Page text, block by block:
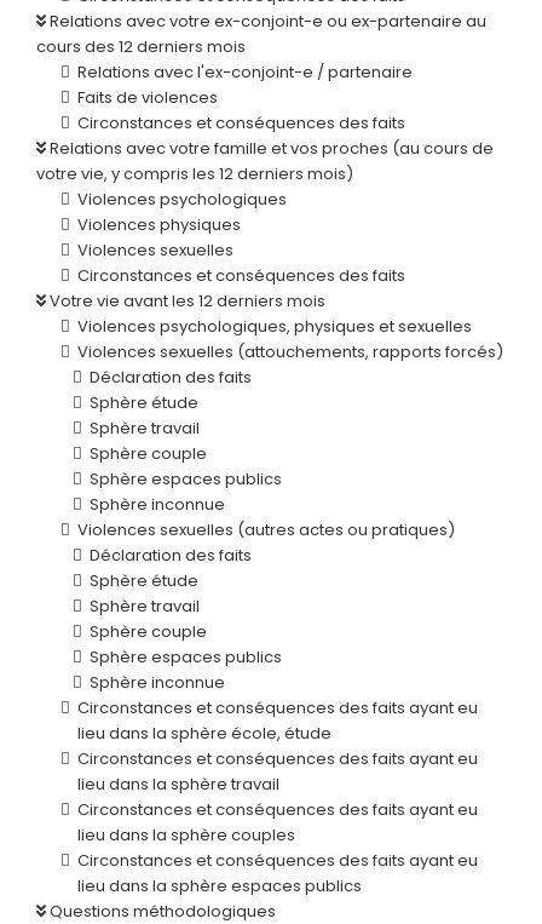
Relations avec votre ex-conjoint-e ou ex-partenaire au
cours des 12 derniers mois
Relations avec l'ex-conjoint-e / partenaire
Faits de violences
Circonstances et conséquences des faits
Relations avec votre famille et vos proches (au cours de
votre vie, y compris les 12 derniers mois)
Violences psychologiques
Violences physiques
Violences sexuelles
Circonstances et conséquences des faits
Votre vie avant les 12 derniers mois
Violences psychologiques, physiques et sexuelles
Violences sexuelles (attouchements, rapports forcés)
Déclaration des faits
Sphère étude
Sphère travail
Sphère couple
Sphère espaces publics
Sphère inconnue
Violences sexuelles (autres actes ou pratiques)
Déclaration des faits
Sphère étude
Sphère travail
Sphère couple
Sphère espaces publics
Sphère inconnue
Circonstances et conséquences des faits ayant eu
lieu dans la sphère école, étude
Circonstances et conséquences des faits ayant eu
lieu dans la sphère travail
Circonstances et conséquences des faits ayant eu
lieu dans la sphère couples
Circonstances et conséquences des faits ayant eu
lieu dans la sphère espaces publics
Questions méthodologiques